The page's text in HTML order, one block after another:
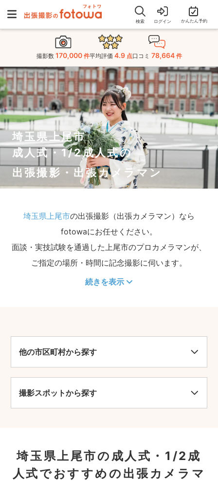
検索 ログイン かんたん予約
撮影数 170,000 件平均評価 4.9 点口コミ 78,664 件
埼玉県上尾市
成人式・1/2成人式の
出張撮影・出張カメラマン
埼玉県上尾市の出張撮影（出張カメラマン）なら
fotowaにお任せください。
面談・実技試験を通過した上尾市のプロカメラマンが、
ご指定の場所・時間に記念撮影に伺います。
続きを表示
他の市区町村から探す
撮影スポットから探す
埼玉県上尾市の成人式・1/2成
人式でおすすめの出張カメラマ